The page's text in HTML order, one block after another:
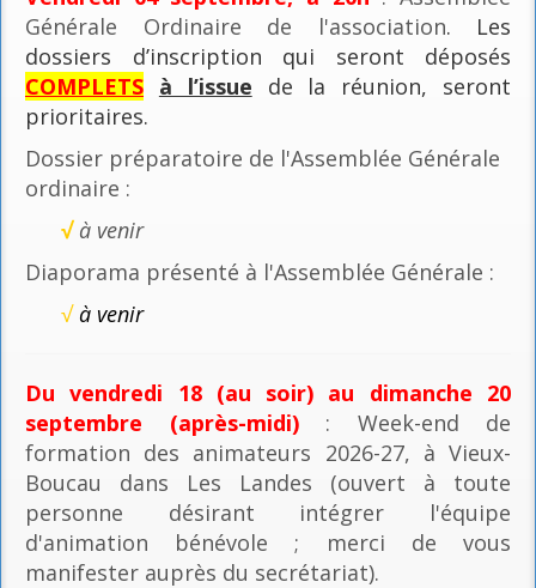
Générale Ordinaire de l'association. Les
dossiers d’inscription qui seront déposés
COMPLETS à l’issue de la réunion, seront
prioritaires.
Dossier préparatoire de l'Assemblée Générale
ordinaire :
√ à venir
Diaporama présenté à l'Assemblée Générale :
√à venir
Du vendredi 18 (au soir) au dimanche 20
septembre (après-midi): Week-end de
formation des animateurs 2026-27, à Vieux-
Boucau dans Les Landes (ouvert à toute
personne désirant intégrer l'équipe
d'animation bénévole ; merci de vous
manifester auprès du secrétariat).